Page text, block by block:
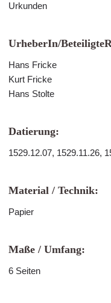
Urkunden
UrheberIn/
Hans Fricke
Kurt Fricke
Hans Stolte
Datierung:
1529.12.07, 1529.11.26,
Material / Technik:
Papier
Maße / Umfang:
6 Seiten